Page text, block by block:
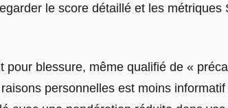
le score détaillé et les métriques
blessure, même qualifié de «
personnelles est moins